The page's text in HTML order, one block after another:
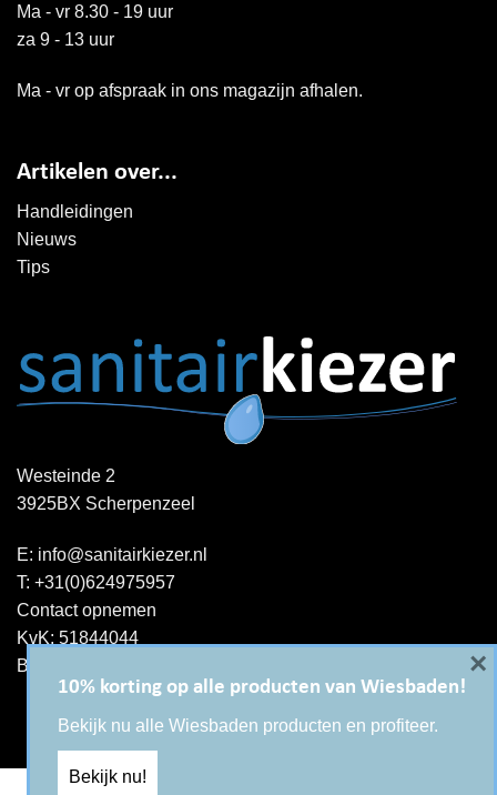
Ma - vr 8.30 - 19 uur
za 9 - 13 uur
Ma - vr op afspraak in ons magazijn afhalen.
Artikelen over...
Handleidingen
Nieuws
Tips
Westeinde 2
3925BX Scherpenzeel
E: info@sanitairkiezer.nl
T: +31(0)624975957
Contact opnemen
KvK: 51844044
BTW-ID : NL001344060B15
10% korting op alle producten van Wiesbaden!
Bekijk nu alle Wiesbaden producten en profiteer.
Bekijk nu!
×